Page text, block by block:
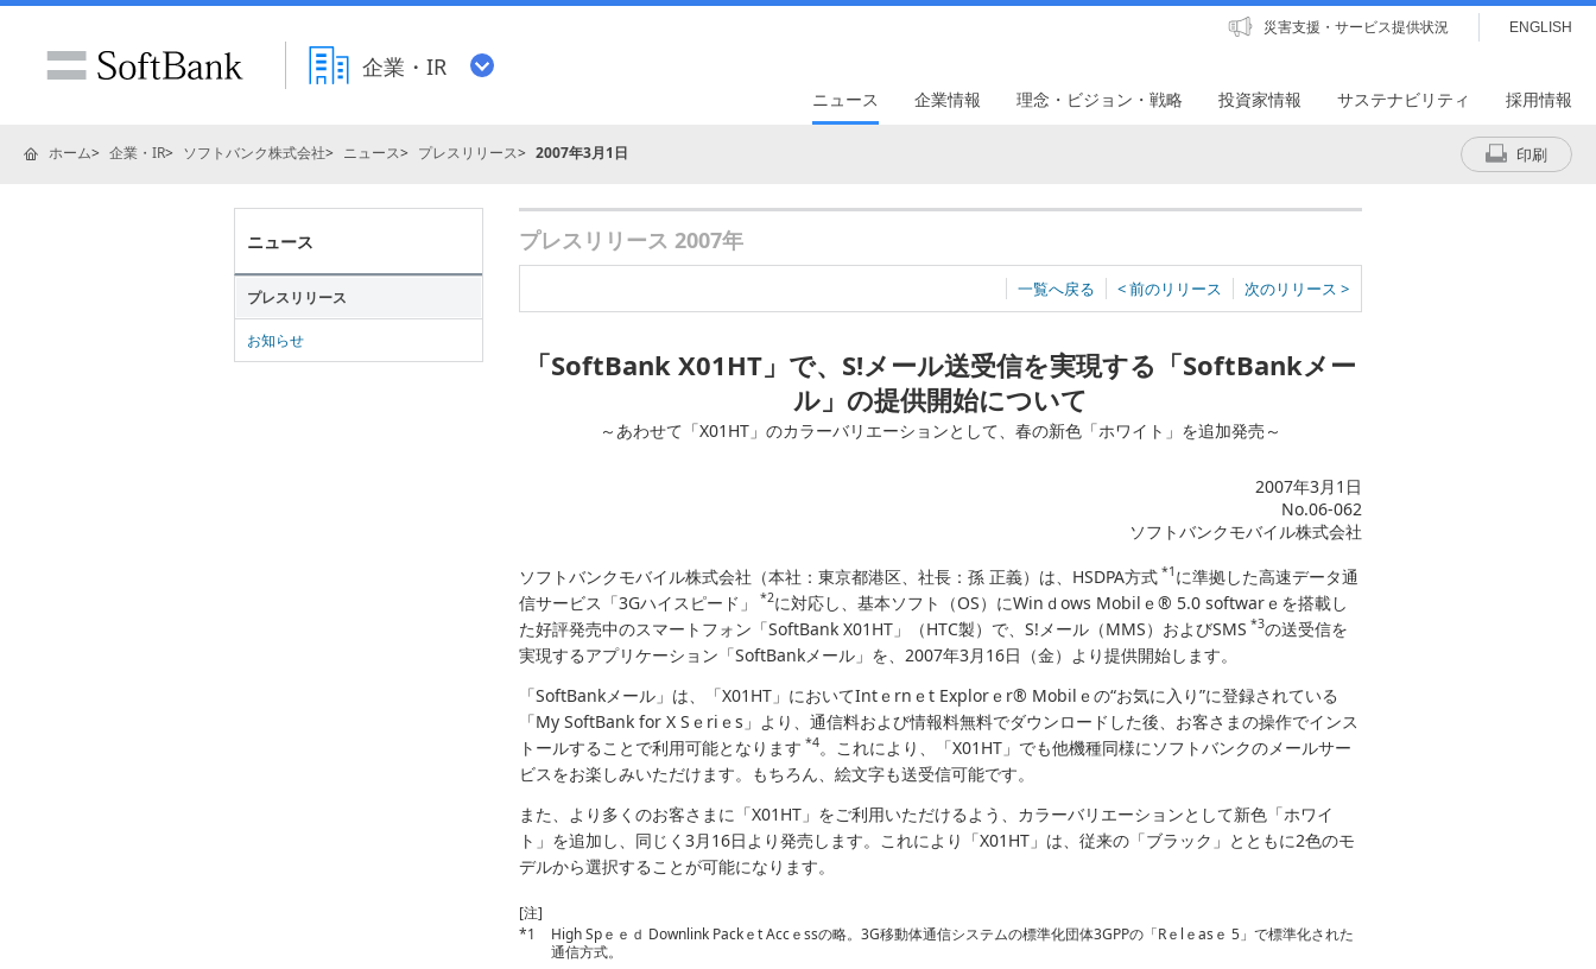
企業・IR
災害支援・サービス提供状況 ENGLISH
ニュース 企業情報 理念・ビジョン・戦略 投資家情報 サステナビリティ 採用情報
ホーム 企業・IR ソフトバンク株式会社 ニュース プレスリリース 2007年3月1日 印刷
プレスリリース 2007年
一覧へ戻る < 前のリリース 次のリリース >
「SoftBank X01HT」で、S!メール送受信を実現する「SoftBankメー
ル」の提供開始について
～あわせて「X01HT」のカラーバリエーションとして、春の新色「ホワイト」を追加発売～
2007年3月1日
No.06-062
ソフトバンクモバイル株式会社
ソフトバンクモバイル株式会社（本社：東京都港区、社長：孫 正義）は、HSDPA方式 *1 に準拠した高速データ通
信サービス「3Gハイスピード」
*2に対応し、基本ソフト（OS）にWinｄows Mobilｅ® 5.0 softwarｅを搭載し
た好評発売中のスマートフォン「SoftBank X01HT」（HTC製）で、S!メール（MMS）およびSMS *3の送受信を
実現するアプリケーション「SoftBankメール」を、2007年3月16日（金）より提供開始します。
「SoftBankメール」は、「X01HT」においてIntｅrnｅt Explorｅr® Mobilｅの“お気に入り”に登録されている
「My SoftBank for X Sｅriｅs」より、通信料および情報料無料でダウンロードした後、お客さまの操作でインス
トールすることで利用可能となります *4。これにより、「X01HT」でも他機種同様にソフトバンクのメールサー
ビスをお楽しみいただけます。もちろん、絵文字も送受信可能です。
また、より多くのお客さまに「X01HT」をご利用いただけるよう、カラーバリエーションとして新色「ホワイ
ト」を追加し、同じく3月16日より発売します。これにより「X01HT」は、従来の「ブラック」とともに2色のモ
デルから選択することが可能になります。
[注]
*1
High Spｅｅｄ Downlink Packｅt Accｅssの略。3G移動体通信システムの標準化団体3GPPの「Rｅlｅasｅ 5」で標準化された
通信方式。
ニュース
プレスリリース
お知らせ